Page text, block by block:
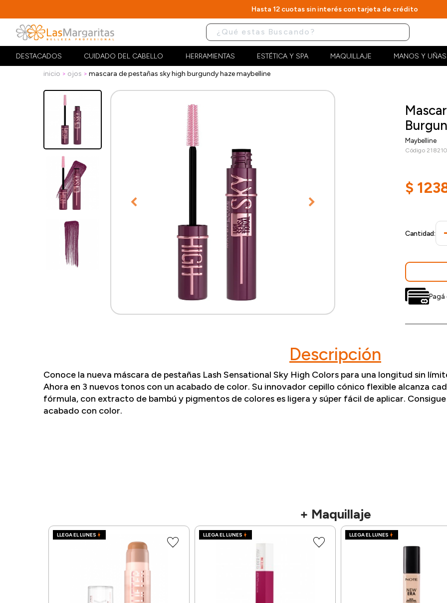
Hasta 12 cuotas sin interés con tarjeta de crédito
DESTACADOS CUIDADO DEL CABELLO HERRAMIENTAS ESTÉTICA Y SPA MAQUILLAJE MANOS Y UÑAS
inicio ojos mascara de pestañas sky high burgundy haze maybelline
Maybelline
Código
$
Cantidad:
Descripción
Conoce la nueva máscara de pestañas Lash Sensational Sky High Colors para una longitud sin
Ahora en 3 nuevos tonos con un acabado de color. Su innovador cepillo cónico flexible alcanza
fórmula, con extracto de bambú y pigmentos de colores es ligera y súper fácil de aplicar. Consigue
acabado con color.
+ Maquillaje
LLEGA EL LUNES LLEGA EL LUNES LLEGA EL LUNES